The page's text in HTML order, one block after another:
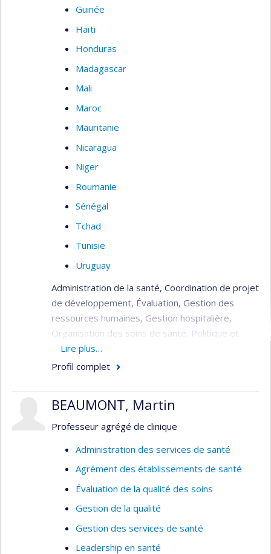
Guinée
Haïti
Honduras
Madagascar
Mali
Maroc
Mauritanie
Nicaragua
Niger
Roumanie
Sénégal
Tchad
Tunisie
Uruguay
Administration de la santé, Coordination de projet
de développement, Évaluation, Gestion des
ressources humaines, Gestion hospitalière,
Organisation des soins de santé, Politique et
planification de la santé, Réhabilitation du
système de santé (post crise), Soins de santé
Lire plus…
Profil complet
BEAUMONT, Martin
Professeur agrégé de clinique
Administration des services de santé
Agrément des établissements de santé
Évaluation de la qualité des soins
Gestion de la qualité
Gestion des services de santé
Leadership en santé